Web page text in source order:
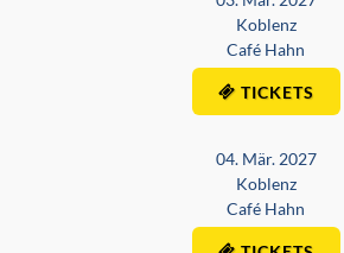
Koblenz
Café Hahn
TICKETS
04. Mär. 2027
Koblenz
Café Hahn